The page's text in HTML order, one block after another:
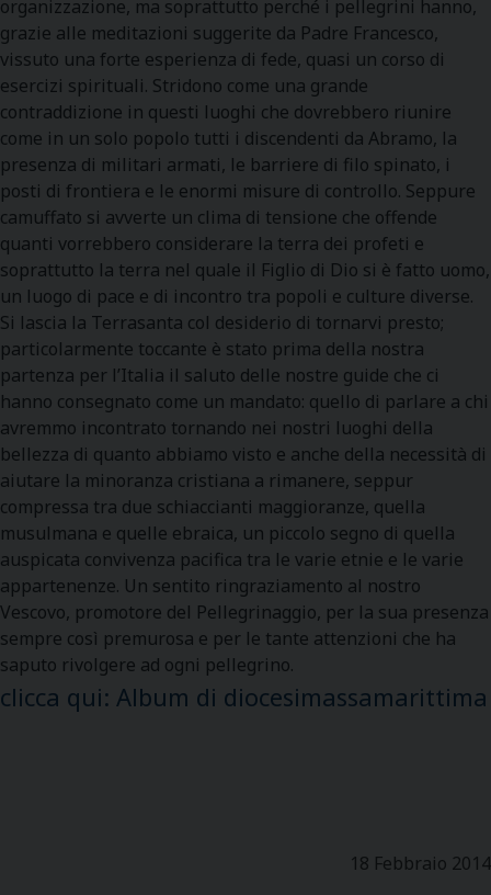
organizzazione, ma soprattutto perché i pellegrini hanno,
grazie alle meditazioni suggerite da Padre Francesco,
vissuto una forte esperienza di fede, quasi un corso di
esercizi spirituali. Stridono come una grande
contraddizione in questi luoghi che dovrebbero riunire
come in un solo popolo tutti i discendenti da Abramo, la
presenza di militari armati, le barriere di filo spinato, i
posti di frontiera e le enormi misure di controllo. Seppure
camuffato si avverte un clima di tensione che offende
quanti vorrebbero considerare la terra dei profeti e
soprattutto la terra nel quale il Figlio di Dio si è fatto uomo,
un luogo di pace e di incontro tra popoli e culture diverse.
Si lascia la Terrasanta col desiderio di tornarvi presto;
particolarmente toccante è stato prima della nostra
partenza per l’Italia il saluto delle nostre guide che ci
hanno consegnato come un mandato: quello di parlare a chi
avremmo incontrato tornando nei nostri luoghi della
bellezza di quanto abbiamo visto e anche della necessità di
aiutare la minoranza cristiana a rimanere, seppur
compressa tra due schiaccianti maggioranze, quella
musulmana e quelle ebraica, un piccolo segno di quella
auspicata convivenza pacifica tra le varie etnie e le varie
appartenenze. Un sentito ringraziamento al nostro
Vescovo, promotore del Pellegrinaggio, per la sua presenza
sempre così premurosa e per le tante attenzioni che ha
saputo rivolgere ad ogni pellegrino.
clicca qui: Album di diocesimassamarittima
18 Febbraio 2014